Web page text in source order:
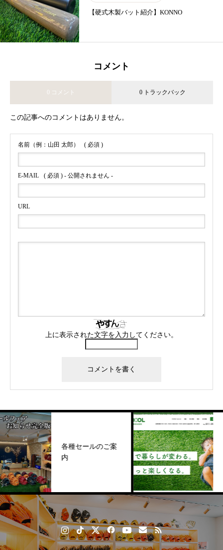
【硬式木製バット紹介】KONNO
コメント
0 コメント 0 トラックバック
この記事へのコメントはありません。
名前（例：山田 太郎） ( 必須 )
E-MAIL ( 必須 ) - 公開されません -
URL
上に表示された文字を入力してください。
各種セールのご案
内
【人工
工芝
urf」